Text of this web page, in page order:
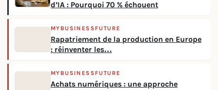
d’IA : Pourquoi 70 % échouent
MYBUSINESSFUTURE
Rapatriement de la production en Europe
: réinventer les…
MYBUSINESSFUTURE
Achats numériques : une approche